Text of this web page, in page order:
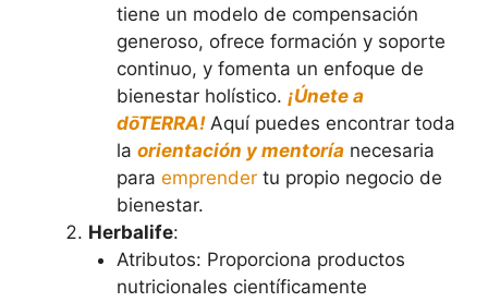
tiene un modelo de compensación
generoso, ofrece formación y soporte
continuo, y fomenta un enfoque de
bienestar holístico. ¡Únete a
dōTERRA! Aquí puedes encontrar toda
la orientación y mentoríanecesaria
para emprendertu propio negocio de
bienestar.
Herbalife:
Atributos: Proporciona productos
nutricionales científicamente